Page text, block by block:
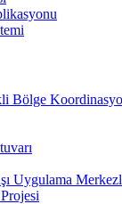
Bölge
Uygulama